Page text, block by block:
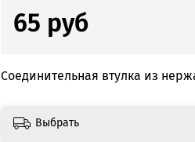
65 руб
Соединительная втулка из
Выбрать